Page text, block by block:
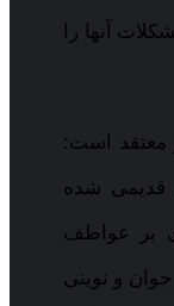
آنها را
معتقد است:
قدیمی شده
بر عواطف
و نوینی